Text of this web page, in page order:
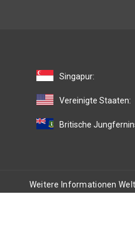
Singapur:
Vereinigte Staaten:
Britische
Weitere Informationen